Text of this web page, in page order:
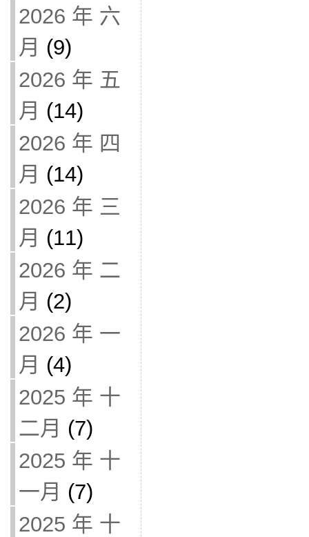
2026 年 六
月 (9)
2026 年 五
月 (14)
2026 年 四
月 (14)
2026 年 三
月 (11)
2026 年 二
月 (2)
2026 年 一
月 (4)
2025 年 十
二月 (7)
2025 年 十
一月 (7)
2025 年 十